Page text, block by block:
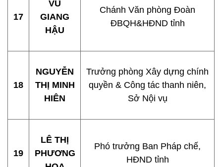
17
VŨ
GIANG
HẬU
Chánh Văn phòng Đoàn
ĐBQH&HĐND tỉnh
18
NGUYỄN
THỊ MINH
HIÊN
Trưởng phòng Xây dựng chính
quyền & Công tác thanh niên,
Sở Nội vụ
19
LÊ THỊ
PHƯƠNG
Phó trưởng Ban Pháp chế,
HĐND tỉnh